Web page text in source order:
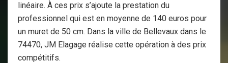
linéaire. À ces prix s’ajoute la prestation du
professionnel qui est en moyenne de 140 euros pour
un muret de 50 cm. Dans la ville de Bellevaux dans le
74470, JM Elagage réalise cette opération à des prix
compétitifs.